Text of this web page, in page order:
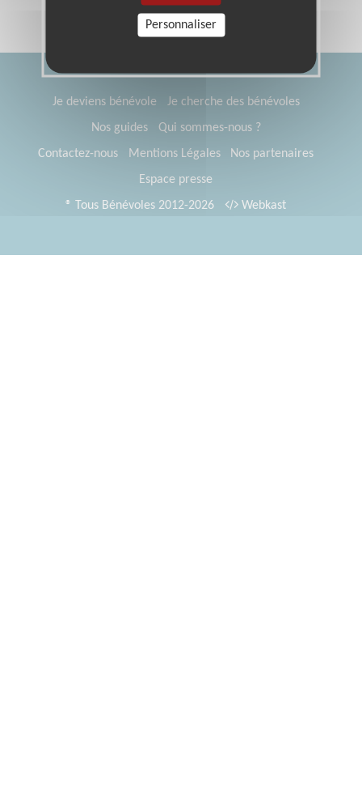
Je deviens bénévole
Je cherche des bénévoles
Nos guides
Qui sommes-nous ?
Contactez-nous
Mentions Légales
Nos partenaires
Espace presse
® Tous Bénévoles 2012-2026
Webkast
Personnaliser